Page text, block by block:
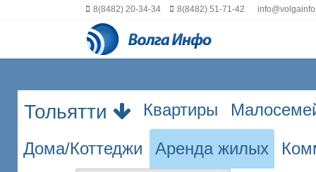
8(8482) 20-34-34 8(8482) 51-71-42
Тольятти Квартиры
Дома/Коттеджи Аренда жилых